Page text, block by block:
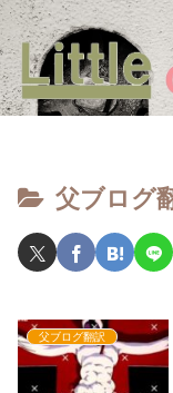
父ブログ
父ブログ翻訳